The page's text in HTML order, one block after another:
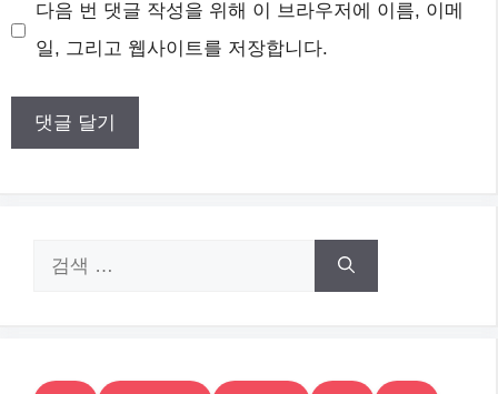
일
다음 번 댓글 작성을 위해 이 브라우저에 이름, 이메
일, 그리고 웹사이트를 저장합니다.